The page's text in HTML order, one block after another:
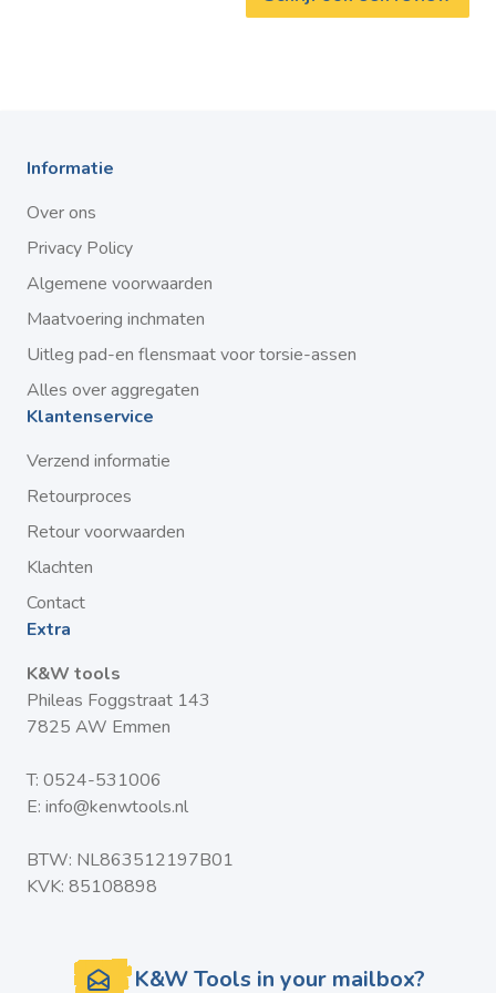
Informatie
Over ons
Privacy Policy
Algemene voorwaarden
Maatvoering inchmaten
Uitleg pad-en flensmaat voor torsie-assen
Alles over aggregaten
Klantenservice
Verzend informatie
Retourproces
Retour voorwaarden
Klachten
Contact
Extra
K&W tools
Phileas Foggstraat 143
7825 AW Emmen
T: 0524-531006
E: info@kenwtools.nl
BTW: NL863512197B01
KVK: 85108898
K&W Tools in your mailbox?